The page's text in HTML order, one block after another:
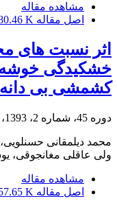
مشاهده مقاله
اصل مقاله K
اثر نسبت‏ های
خشکیدگی خوشه
کشمشی بی‏ دانه
دوره 45، شماره 2، 1393، صفحه
محمد دیلمقانی
ولی عاقلی مغانجوقی،
مشاهده مقاله
اصل مقاله K